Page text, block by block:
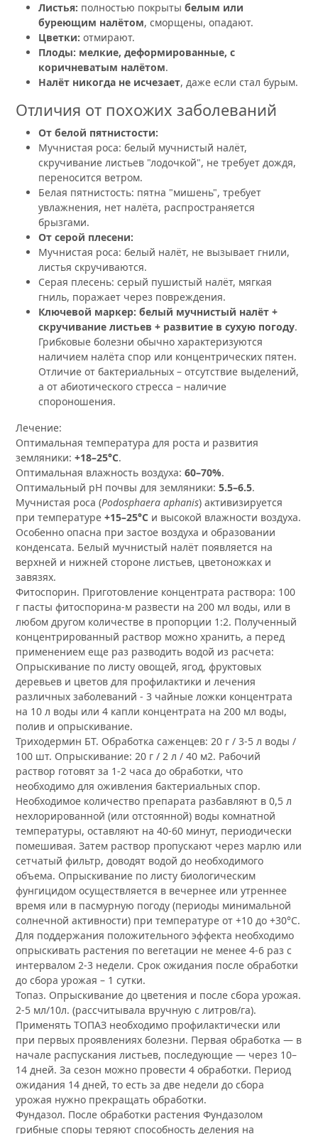
Листья: полностью покрытыбелым или
буреющим налётом, сморщены, опадают.
Цветки: отмирают.
Плоды: мелкие, деформированные, с
коричневатым налётом.
Налёт никогда не исчезает, даже если стал бурым.
Отличия от похожих заболеваний
От белой пятнистости:
Мучнистая роса: белый мучнистый налёт,
скручивание листьев "лодочкой", не требует дождя,
переносится ветром.
Белая пятнистость: пятна "мишень", требует
увлажнения, нет налёта, распространяется
брызгами.
От серой плесени:
Мучнистая роса: белый налёт, не вызывает гнили,
листья скручиваются.
Серая плесень: серый пушистый налёт, мягкая
гниль, поражает через повреждения.
Ключевой маркер: белый мучнистый налёт +
скручивание листьев + развитие в сухую погоду.
Грибковые болезни обычно характеризуются
наличием налёта спор или концентрических пятен.
Отличие от бактериальных – отсутствие выделений,
а от абиотического стресса – наличие
спороношения.
Лечение:
Оптимальная температура для роста и развития
земляники:+18–25°C.
Оптимальная влажность воздуха:60–70%.
Оптимальный pH почвы для земляники:5.5–6.5.
Мучнистая роса (Podosphaera aphanis) активизируется
при температуре+15–25°C и высокой влажности воздуха.
Особенно опасна при застое воздуха и образовании
конденсата. Белый мучнистый налёт появляется на
верхней и нижней стороне листьев, цветоножках и
завязях.
Фитоспорин. Приготовление концентрата раствора: 100
г пасты фитоспорина-м развести на 200 мл воды, или в
любом другом количестве в пропорции 1:2. Полученный
концентрированный раствор можно хранить, а перед
применением еще раз разводить водой из расчета:
Опрыскивание по листу овощей, ягод, фруктовых
деревьев и цветов для профилактики и лечения
различных заболеваний - 3 чайные ложки концентрата
на 10 л воды или 4 капли концентрата на 200 мл воды,
полив и опрыскивание.
Триходермин БТ. Обработка саженцев: 20 г / 3-5 л воды /
100 шт. Опрыскивание: 20 г / 2 л / 40 м2. Рабочий
раствор готовят за 1-2 часа до обработки, что
необходимо для оживления бактериальных спор.
Необходимое количество препарата разбавляют в 0,5 л
нехлорированной (или отстоянной) воды комнатной
температуры, оставляют на 40-60 минут, периодически
помешивая. Затем раствор пропускают через марлю или
сетчатый фильтр, доводят водой до необходимого
объема. Опрыскивание по листу биологическим
фунгицидом осуществляется в вечернее или утреннее
время или в пасмурную погоду (периоды минимальной
солнечной активности) при температуре от +10 до +30°С.
Для поддержания положительного эффекта необходимо
опрыскивать растения по вегетации не менее 4-6 раз с
интервалом 2-3 недели. Срок ожидания после обработки
до сбора урожая – 1 сутки.
Топаз. Опрыскивание до цветения и после сбора урожая.
2-5 мл/10л. (рассчитывала вручную с литров/га).
Применять ТОПАЗ необходимо профилактически или
при первых проявлениях болезни. Первая обработка — в
начале распускания листьев, последующие — через 10–
14 дней. За сезон можно провести 4 обработки. Период
ожидания 14 дней, то есть за две недели до сбора
урожая нужно прекращать обработки.
Фундазол. После обработки растения Фундазолом
грибные споры теряют способность деления на